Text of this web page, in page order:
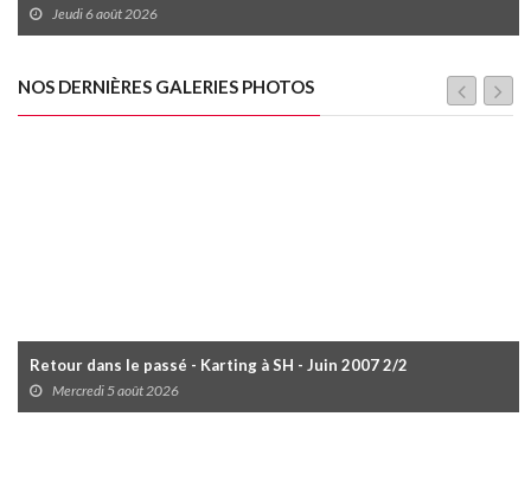
Jeudi 6 août 2026
NOS DERNIÈRES GALERIES PHOTOS
Retour dans le passé - Karting à SH - Juin 2007 2/2
Mercredi 5 août 2026